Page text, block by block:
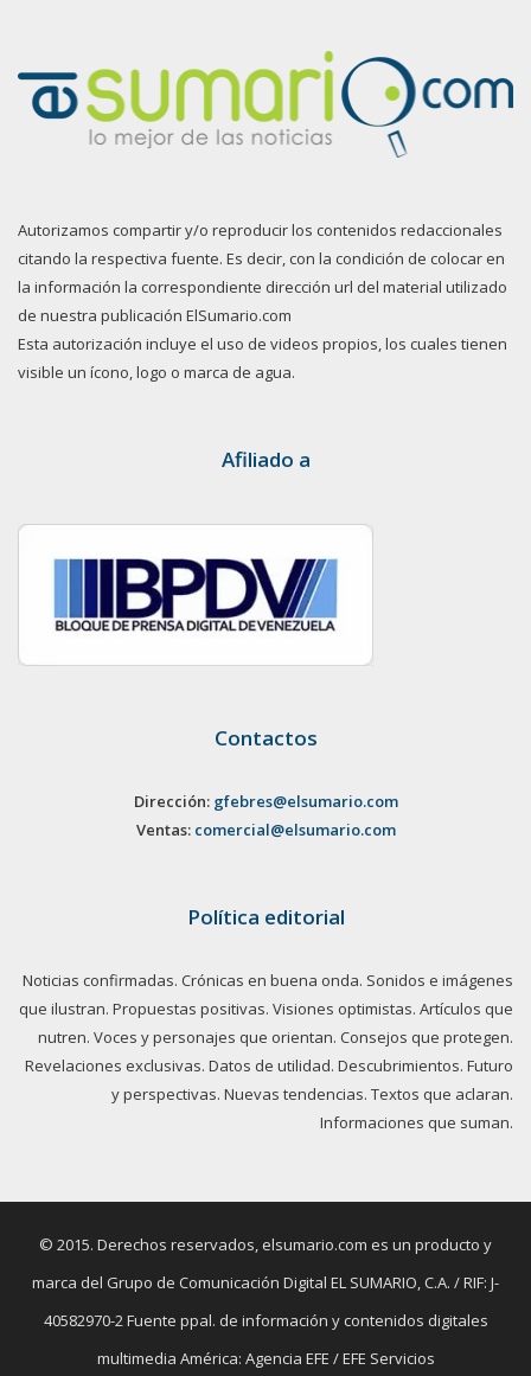
Autorizamos compartir y/o reproducir los contenidos redaccionales
citando la respectiva fuente. Es decir, con la condición de colocar en
la información la correspondiente dirección url del material utilizado
de nuestra publicación ElSumario.com
Esta autorización incluye el uso de videos propios, los cuales tienen
visible un ícono, logo o marca de agua.
Afiliado a
Contactos
Dirección: gfebres@elsumario.com
Ventas: comercial@elsumario.com
Política editorial
Noticias confirmadas. Crónicas en buena onda. Sonidos e imágenes
que ilustran. Propuestas positivas. Visiones optimistas. Artículos que
nutren. Voces y personajes que orientan. Consejos que protegen.
Revelaciones exclusivas. Datos de utilidad. Descubrimientos. Futuro
y perspectivas. Nuevas tendencias. Textos que aclaran.
Informaciones que suman.
© 2015. Derechos reservados, elsumario.com es un producto y
marca del Grupo de Comunicación Digital EL SUMARIO, C.A. / RIF: J-
40582970-2 Fuente ppal. de información y contenidos digitales
multimedia América: Agencia EFE / EFE Servicios